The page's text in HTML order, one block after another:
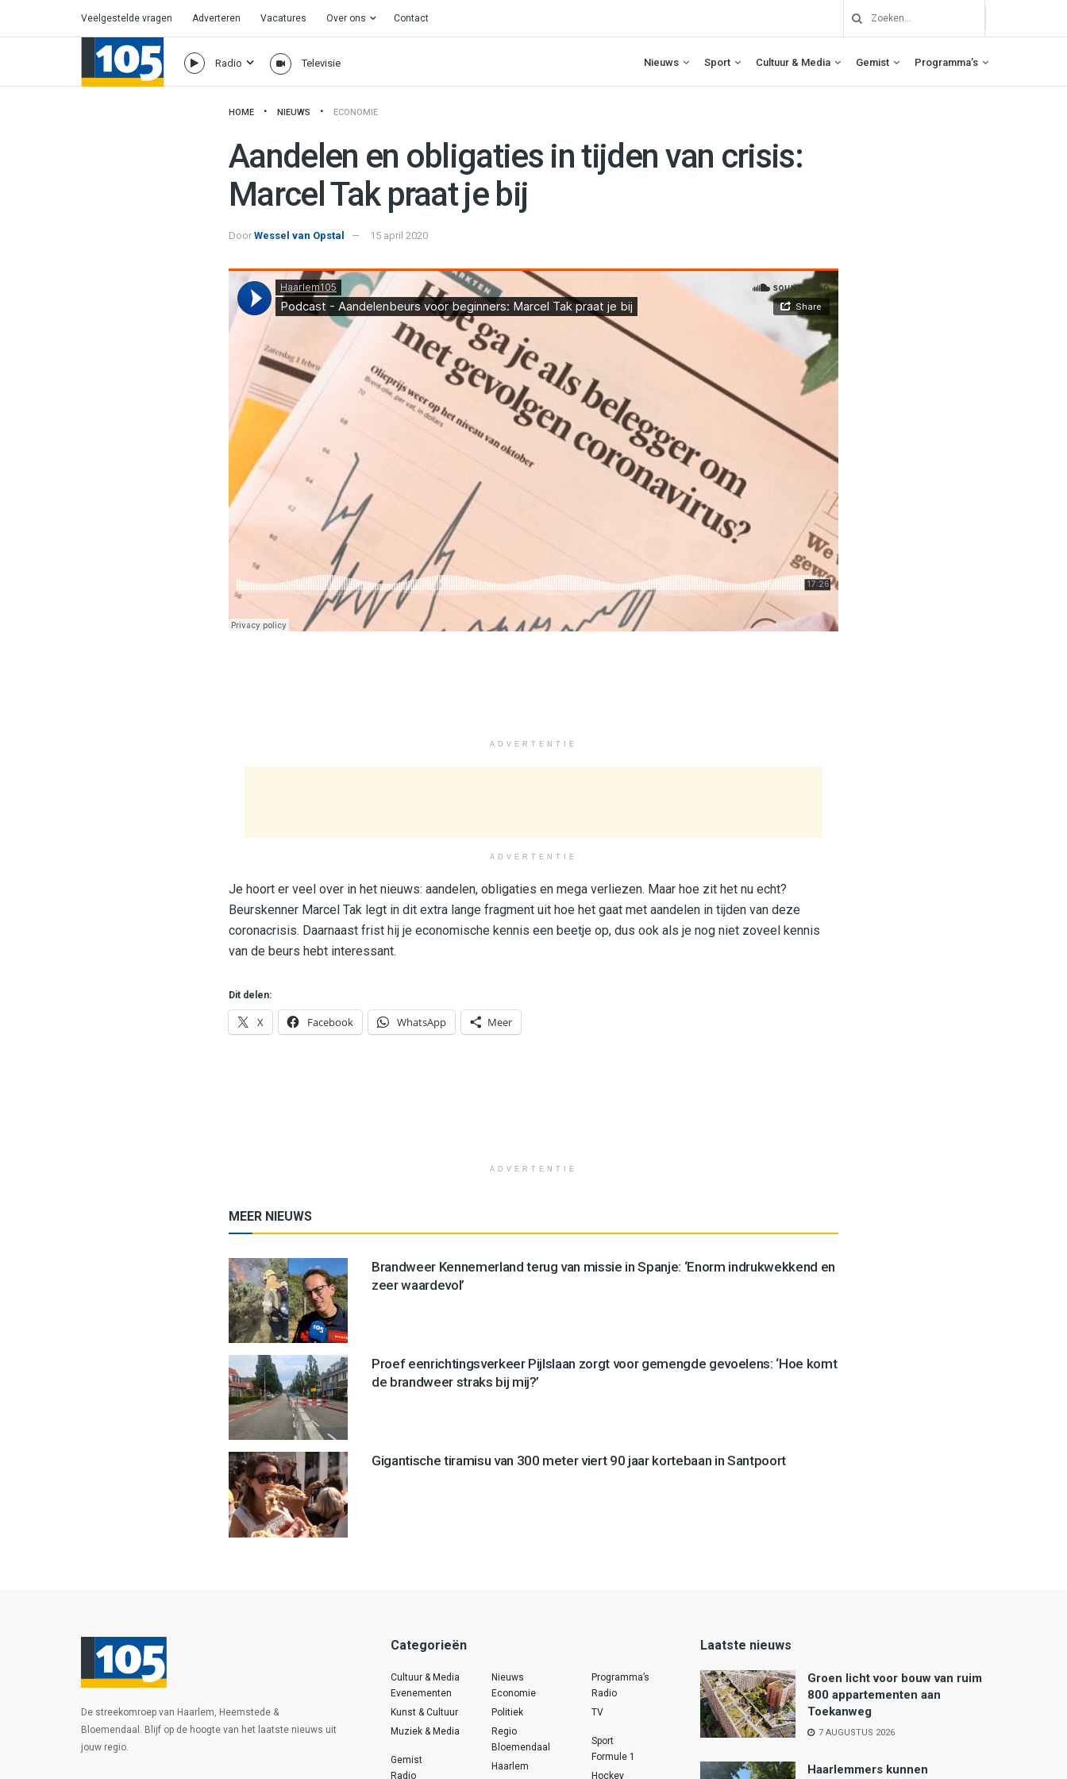
Veelgestelde vragen Adverteren Vacatures Over ons Contact
Radio Televisie Nieuws Sport Cultuur & Media Gemist Programma’s
HOME NIEUWS ECONOMIE
Aandelen en obligaties in tijden van crisis:
Marcel Tak praat je bij
Door Wessel van Opstal 15 april 2020
ADVERTENTIE
ADVERTENTIE
Je hoort er veel over in het nieuws: aandelen, obligaties en mega verliezen. Maar hoe zit het nu echt?
Beurskenner Marcel Tak legt in dit extra lange fragment uit hoe het gaat met aandelen in tijden van deze
coronacrisis. Daarnaast frist hij je economische kennis een beetje op, dus ook als je nog niet zoveel kennis
van de beurs hebt interessant.
Dit delen:
X Facebook WhatsApp Meer
ADVERTENTIE
MEER NIEUWS
Brandweer Kennemerland terug van missie in Spanje: ‘Enorm indrukwekkend en
zeer waardevol’
Proef eenrichtingsverkeer Pijlslaan zorgt voor gemengde gevoelens: ‘Hoe komt
de brandweer straks bij mij?’
Gigantische tiramisu van 300 meter viert 90 jaar kortebaan in Santpoort
De streekomroep van Haarlem, Heemstede &
Bloemendaal. Blijf op de hoogte van het laatste nieuws uit
jouw regio.
Categorieën
Cultuur & Media
Evenementen
Kunst & Cultuur
Muziek & Media
Gemist
Radio
Nieuws
Economie
Politiek
Regio
Bloemendaal
Haarlem
Programma’s
Radio
TV
Sport
Formule 1
Hockey
Laatste nieuws
Groen licht voor bouw van ruim
800 appartementen aan
Toekanweg
7 AUGUSTUS 2026
Haarlemmers kunnen